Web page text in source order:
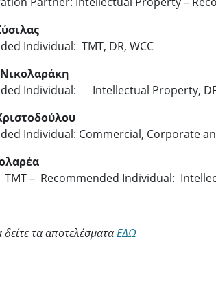
Individual: TMT, DR, WCC
Individual: Intellectual Property,
Individual: Commercial, Corporate
TMT – Recommended Individual:
τα αποτελέσματαΕΔΩ